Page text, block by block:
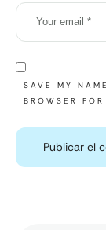
SAVE MY
BROWSER